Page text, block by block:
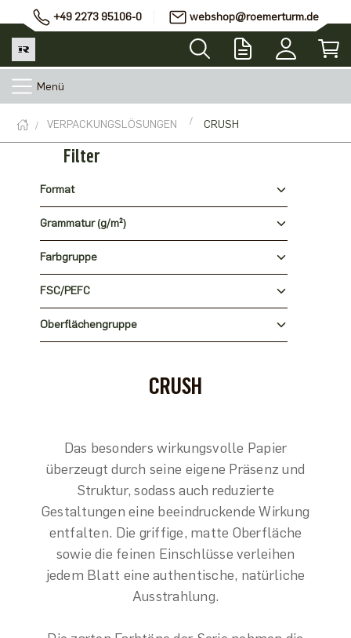
+49 2273 95106-0 webshop@roemerturm.de
Menü
VERPACKUNGSLÖSUNGEN CRUSH
Filter
Format
Grammatur (g/m²)
Farbgruppe
FSC/PEFC
Oberflächengruppe
CRUSH
Das besonders wirkungsvolle Papier
überzeugt durch seine eigene Präsenz und
Struktur, sodass auch reduzierte
Gestaltungen eine beeindruckende Wirkung
entfalten. Die griffige, matte Oberfläche
sowie die feinen Einschlüsse verleihen
jedem Blatt eine authentische, natürliche
Ausstrahlung.